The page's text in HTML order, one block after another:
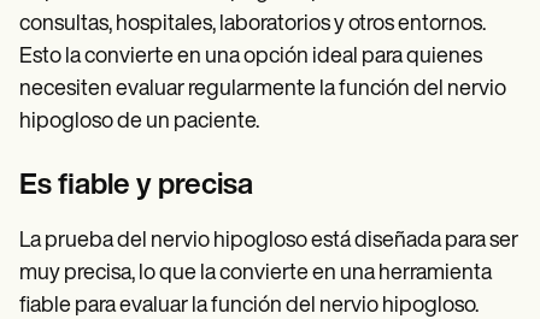
consultas, hospitales, laboratorios y otros entornos.
Esto la convierte en una opción ideal para quienes
necesiten evaluar regularmente la función del nervio
hipogloso de un paciente.
Es fiable y precisa
La prueba del nervio hipogloso está diseñada para ser
muy precisa, lo que la convierte en una herramienta
fiable para evaluar la función del nervio hipogloso.